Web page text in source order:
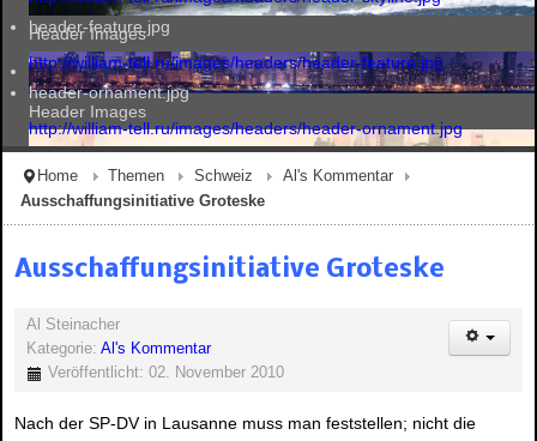
Header Images
Header Images
Header Images
header-feature.jpg
http://william-tell.ru/images/headers/header-feature.jpg
header-ornament.jpg
http://william-tell.ru/images/headers/header-ornament.jpg
Home Themen Schweiz
Al's Kommentar
Ausschaffungsinitiative Groteske
Ausschaffungsinitiative Groteske
Al Steinacher
Kategorie: Al's Kommentar
Veröffentlicht: 02. November 2010
Nach der SP-DV in Lausanne muss man feststellen; nicht die